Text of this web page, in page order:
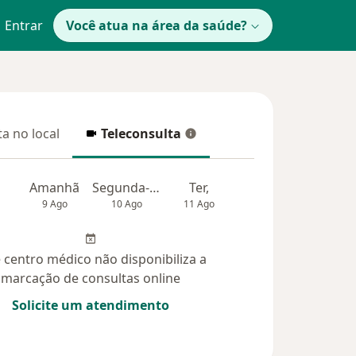
Entrar Você atua na área da saúde?
no local
no local Teleconsulta
Teleconsulta
Amanhã
9 Ago
Segunda-feira
10 Ago
Ter,
11 Ago
centro médico não disponibiliza a
marcação de consultas online
Solicite um atendimento